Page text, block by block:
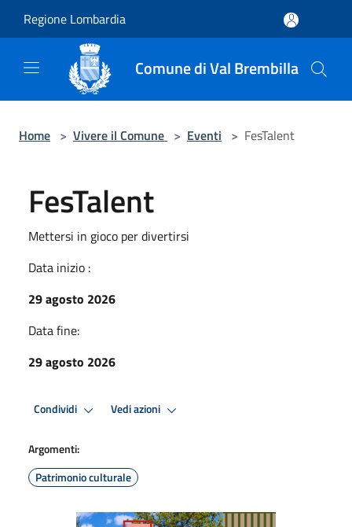
Regione Lombardia
Comune di Val Brembilla
Home > Vivere il Comune > Eventi > FesTalent
FesTalent
Mettersi in gioco per divertirsi
Data inizio :
29 agosto 2026
Data fine:
29 agosto 2026
Condividi Vedi azioni
Argomenti:
Patrimonio culturale